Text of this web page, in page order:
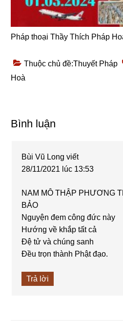
Pháp thoại Thầy Thích Pháp
Thuộc chủ đề:Thuyết Pháp
Hoà
Reader
Bình luận
Bùi Vũ Long viết
28/11/2021 lúc 13:53
NAM MÔ THẬP PHƯƠNG
BẢO
Nguyện đem công đức này
Hướng về khắp tất cả
Đệ tử và chúng sanh
Đều trọn thành Phật đạo.
Trả lời